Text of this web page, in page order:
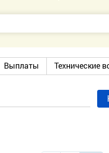
Выплаты Технические